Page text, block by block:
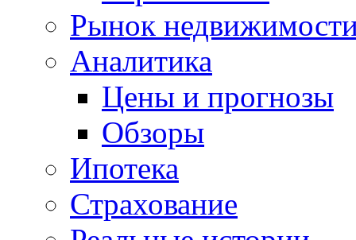
Рынок
Аналитика
Цены и прогнозы
Обзоры
Ипотека
Страхование